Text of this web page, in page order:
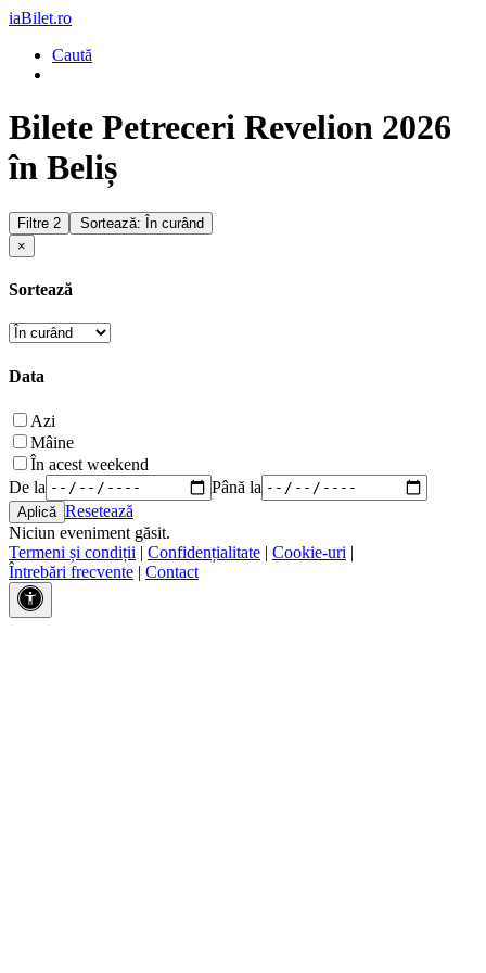
iaBilet.ro
Caută
Bilete Petreceri Revelion 2026
în Beliș
Filtre 2
Sortează: În curând
×
Sortează
Data
Azi
Mâine
În acest weekend
De la
Până la
Resetează
Niciun eveniment găsit.
Termeni și condiții | Confidențialitate | Cookie-uri |
Întrebări frecvente | Contact